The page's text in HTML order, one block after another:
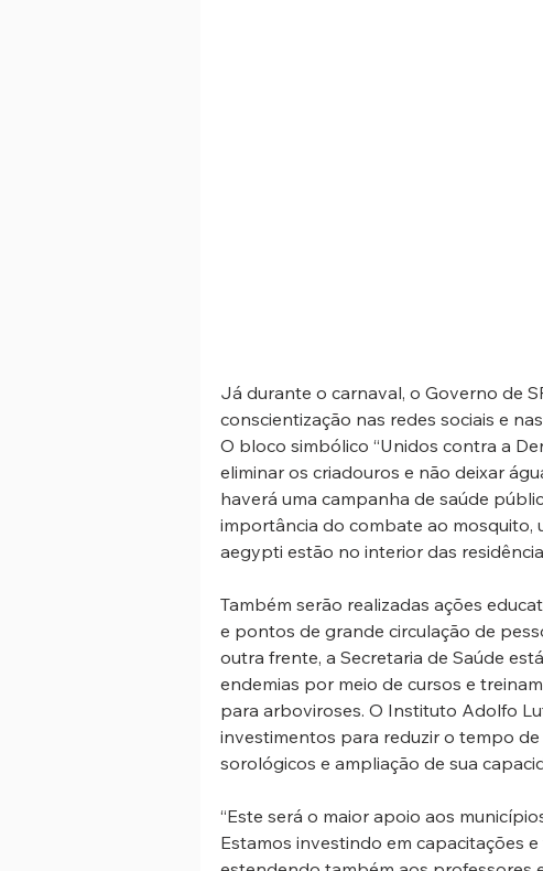
Já durante o carnaval, o Governo de
conscientização nas redes sociais e
O bloco simbólico “Unidos contra a
eliminar os criadouros e não deixar
haverá uma campanha de saúde
importância do combate ao mosquito,
aegypti estão no interior das
Também serão realizadas ações
e pontos de grande circulação de
outra frente, a Secretaria de Saúde
endemias por meio de cursos e
para arboviroses. O Instituto Adolfo
investimentos para reduzir o tempo
sorológicos e ampliação de sua
“Este será o maior apoio aos
Estamos investindo em capacitações